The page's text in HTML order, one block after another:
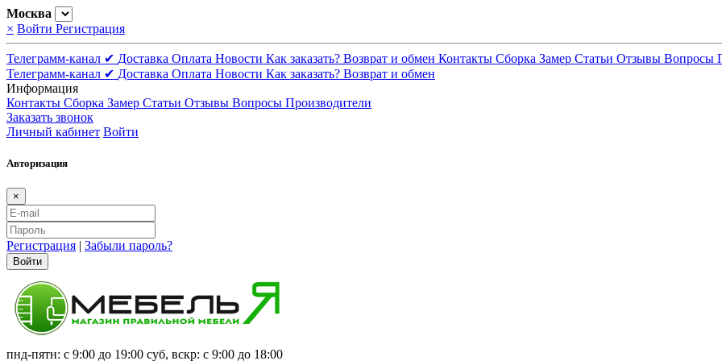
Москва
× Войти Регистрация
Телеграмм-канал ✔ Доставка Оплата Новости Как заказать? Возврат и обмен Контакты Сборка Замер Статьи Отзывы Вопросы
Телеграмм-канал ✔ Доставка Оплата Новости Как заказать? Возврат и обмен
Информация
Контакты Сборка Замер Статьи Отзывы Вопросы Производители
Заказать звонок
Личный кабинет Войти
Авторизация
×
Регистрация | Забыли пароль?
Войти
пнд-пятн: с 9:00 до 19:00 суб, вскр: с 9:00 до 18:00